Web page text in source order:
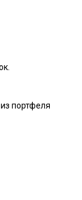
портфеля